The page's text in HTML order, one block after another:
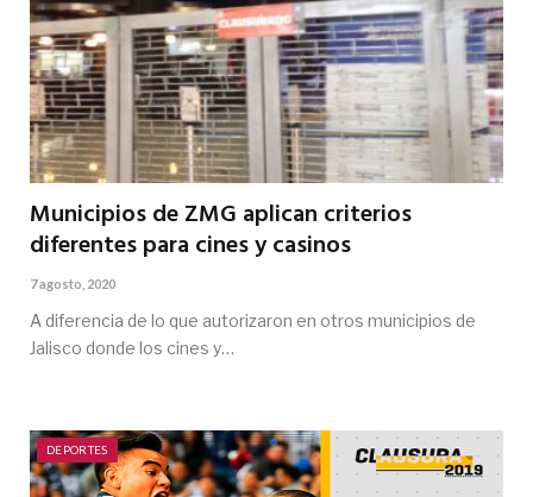
Municipios de ZMG aplican criterios
diferentes para cines y casinos
7 agosto, 2020
A diferencia de lo que autorizaron en otros municipios de
Jalisco donde los cines y…
DEPORTES